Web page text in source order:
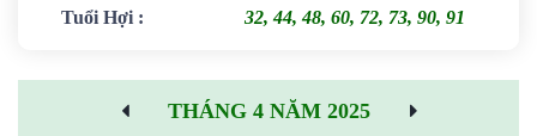
Tuổi Hợi : 32, 44, 48, 60, 72, 73, 90, 91
THÁNG 4 NĂM 2025